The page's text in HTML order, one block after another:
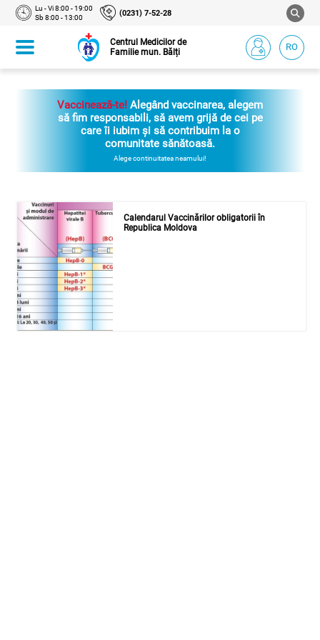
Lu - Vi 8:00 - 19:00
Sb 8:00 - 13:00
(0231) 7-52-28
Centrul Medicilor de
Familie mun. Bălți
RO
Vaccinează-te! Alegând vaccinarea, alegem
să fim responsabili, să avem grijă de cei pe
care îi iubim și să contribuim la o
comunitate sănătoasă.
Alege continuitatea neamului!
Calendarul Vaccinărilor obligatorii în
Republica Moldova